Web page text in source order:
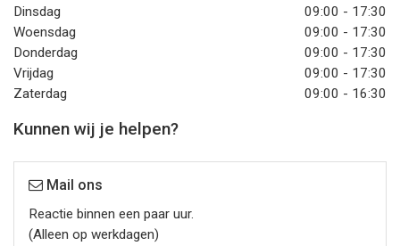
Dinsdag
09:00 - 17:30
Woensdag
09:00 - 17:30
Donderdag
09:00 - 17:30
Vrijdag
09:00 - 17:30
Zaterdag
09:00 - 16:30
Kunnen wij je helpen?
Mail ons
Reactie binnen een paar uur.
(Alleen op werkdagen)